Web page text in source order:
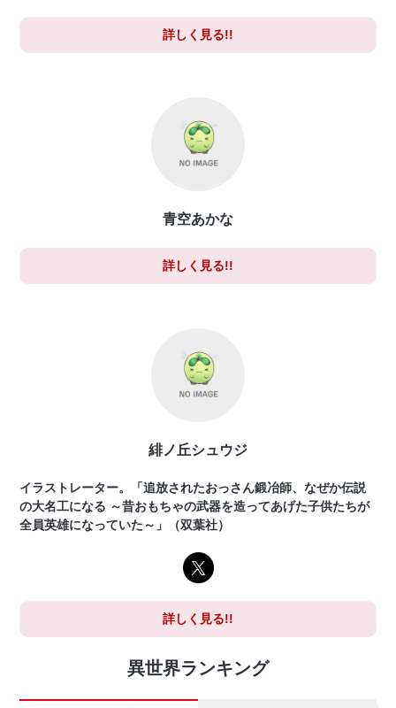
詳しく見る!!
青空あかな
詳しく見る!!
緋ノ丘シュウジ
イラストレーター。「追放されたおっさん鍛冶師、なぜか伝説
の大名工になる ～昔おもちゃの武器を造ってあげた子供たちが
全員英雄になっていた～」（双葉社）
詳しく見る!!
異世界ランキング